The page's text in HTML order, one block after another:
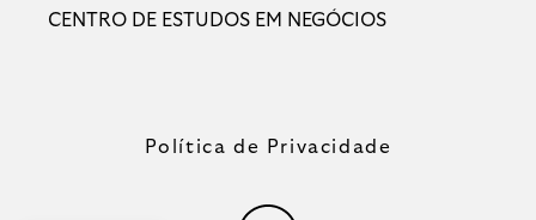
CENTRO DE ESTUDOS EM NEGÓCIOS
Política de Privacidade